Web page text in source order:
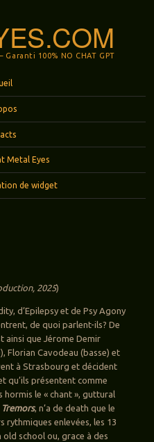
100% NO CHAT GPT
Metal Eyes
de widget
2025)
d’Epilepsy et de Psy Agony
de quoi parlent-ils? De
ainsi que Jérome Demir
Florian Cavodeau (basse) et
à Strasbourg et décident
qu’ils présentent comme
le « chant », guttural
Tremors, n’a de death que le
rythmiques enlevées, les 13
school ou, grace à des